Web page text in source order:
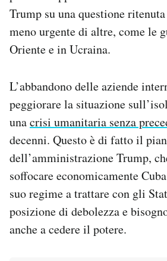
Trump su una questione
meno urgente di altre, come le
Oriente e in Ucraina.
L’abbandono delle aziende
peggiorare la situazione
unacrisi umanitaria senza
decenni. Questo è di fatto il
dell’amministrazione Trump,
soffocare economicamente
suo regime a trattare con gli
posizione di debolezza e
anche a cedere il potere.